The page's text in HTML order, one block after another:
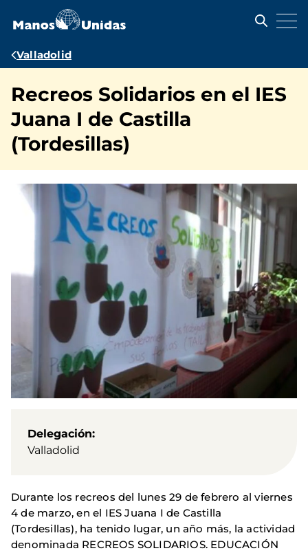
contenido
Ruta
navegación
Valladolid
Recreos Solidarios en el IES
Juana I de Castilla
(Tordesillas)
Delegación
Valladolid
Durante los recreos del lunes 29 de febrero al viernes
4 de marzo, en el IES Juana I de Castilla
(Tordesillas), ha tenido lugar, un año más, la actividad
denominada RECREOS SOLIDARIOS. EDUCACIÓN